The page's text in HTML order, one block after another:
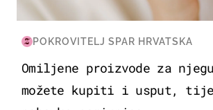
POKROVITELJ SPAR HRVATSKA
Omiljene proizvode za
možete kupiti i usput,